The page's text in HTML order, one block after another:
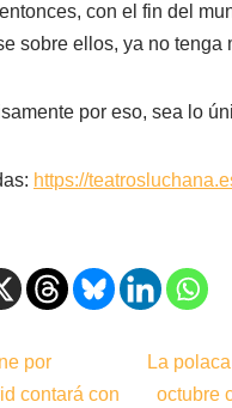
con el fin del
sobre ellos, ya no tenga
por eso, sea lo
https://
por
contará con
La
octubre